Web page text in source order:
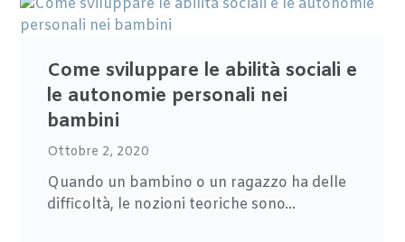
Come sviluppare le abilità sociali e
le autonomie personali nei
bambini
Ottobre 2, 2020
Quando un bambino o un ragazzo ha delle
difficoltà, le nozioni teoriche sono...